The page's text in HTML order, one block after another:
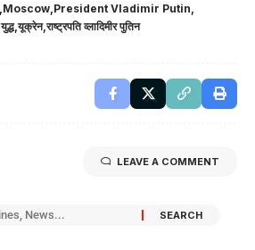
Moscow President Vladimir Putin
युद्ध यूक्रेन राष्ट्रपति व्लादिमीर पुतिन
LEAVE A COMMENT